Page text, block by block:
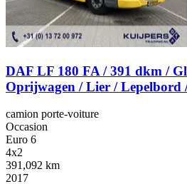
DAF LF 180 FA / 391 dkm /
Oprijwagen / Lier / Lepelbord
camion porte-voiture
Occasion
Euro 6
4x2
391,092 km
2017